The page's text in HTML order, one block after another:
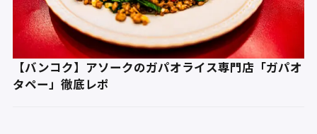
【バンコク】アソークのガパオライス専門店「ガパオ
タペー」徹底レポ